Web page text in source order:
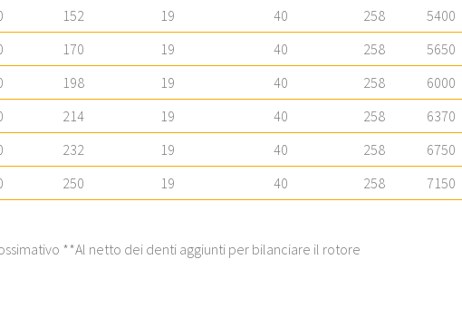
152 19 40 258
5400
170 19 40 258
5650
198 19 40 258
6000
214 19 40 258
6370
232 19 40 258
6750
250 19 40 258 7150
**Al netto dei denti aggiunti per bilanciare il rotore